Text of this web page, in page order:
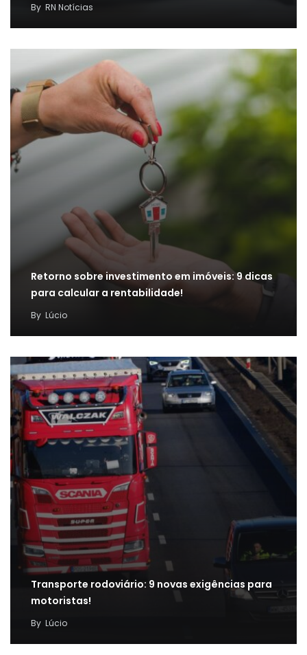
By RN Notícias
Retorno sobre investimento em imóveis: 9 dicas
para calcular a rentabilidade!
By Lúcio
Transporte rodoviário: 9 novas exigências para
motoristas!
By Lúcio